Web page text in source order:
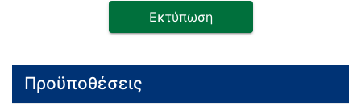
Εκτύπωση
Προϋποθέσεις